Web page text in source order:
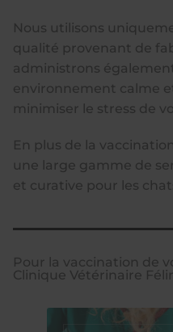
Nous utilisons
qualité provenant de
administrons
environnement calme
minimiser le stress de
En plus de la
une large gamme de
et curative pour les
Pour la vaccination de
Clinique Vétérinaire